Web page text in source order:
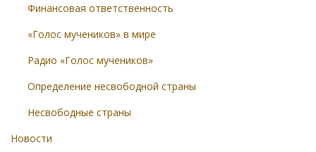
Финансовая ответственность
«Голос мучеников» в мире
Радио «Голос мучеников»
Определение несвободной страны
Несвободные страны
Новости